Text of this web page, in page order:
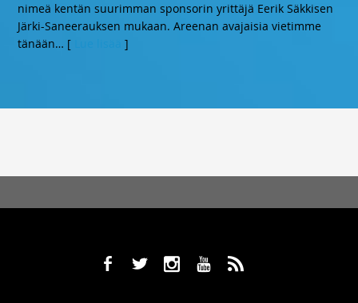
nimeä kentän suurimman sponsorin yrittäjä Eerik Säkkisen
Järki-Saneerauksen mukaan. Areenan avajaisia vietimme
tänään… [ ]
b a x r ,